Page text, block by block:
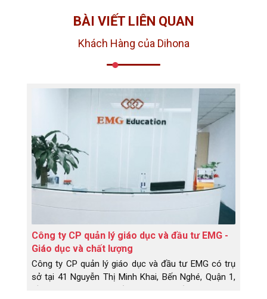
BÀI VIẾT LIÊN QUAN
Khách Hàng của Dihona
Công ty CP quản lý giáo dục và đầu tư EMG -
Giáo dục và chất lượng
Công ty CP quản lý giáo dục và đầu tư EMG có trụ
sở tại 41 Nguyễn Thị Minh Khai, Bến Nghé, Quận 1,